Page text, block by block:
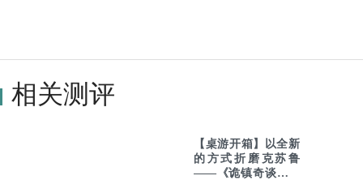
相关测评
【桌游开箱】以全新
的方式折磨克苏鲁
——《诡镇奇谈：末